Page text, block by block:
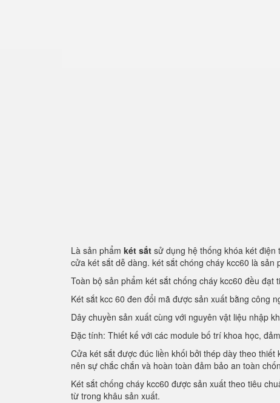
Là sản phẩm két sắt sử dụng hệ thống khóa két
cửa két sắt dễ dàng. két sắt chóng cháy kcc60 là
Toàn bộ sản phẩm két sắt chống cháy kcc60 đều
Két sắt kcc 60 đen đổi mã được sản xuất bằng công
Dây chuyền sản xuất cùng với nguyên vật liệu nhập
Đặc tính: Thiết kế với các module bố trí khoa học,
Cửa két sắt được đúc liền khối bởi thép dày theo
nên sự chắc chắn và hoàn toàn đảm bảo an toàn
Két sắt chống cháy kcc60 được sản xuất theo tiêu
từ trong khâu sản xuất.